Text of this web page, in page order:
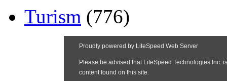
Turism (776)